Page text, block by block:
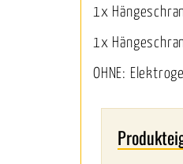
1x
1x
OHNE: